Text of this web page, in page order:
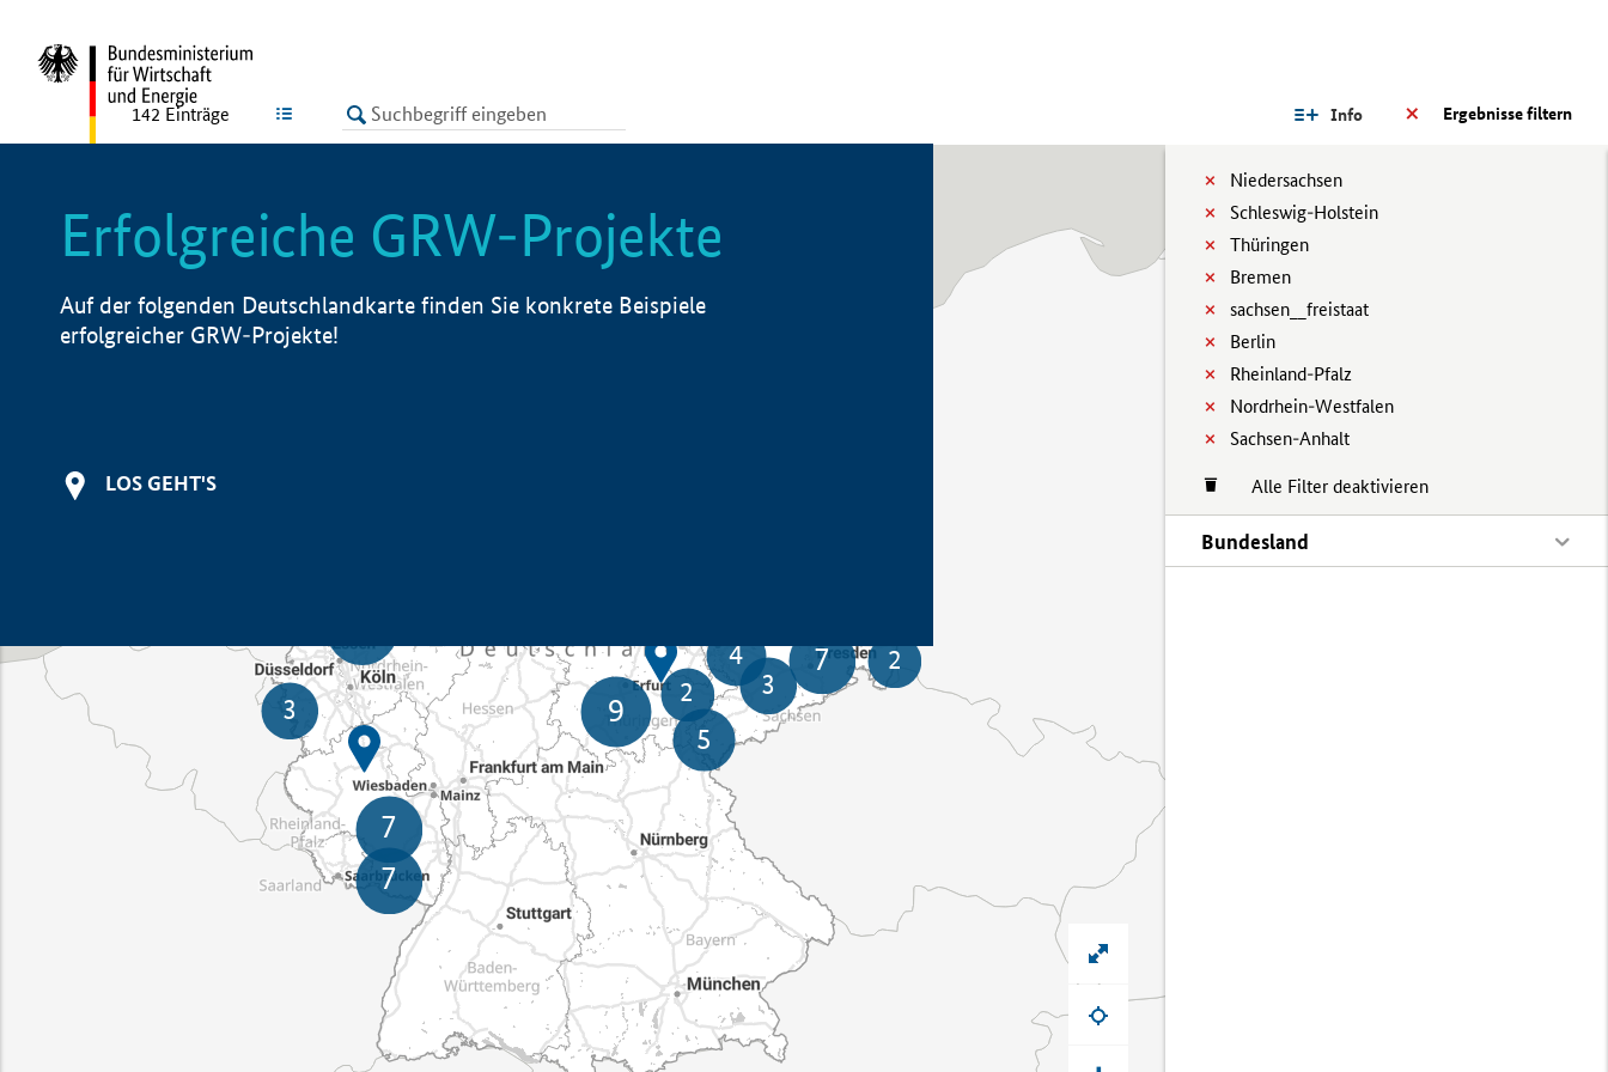
LISTE Ergebnisse filtern
Info
Niedersachsen
Schleswig-Holstein
Thüringen
Bremen
sachsen__freistaat
Berlin
Rheinland-Pfalz
Nordrhein-Westfalen
Sachsen-Anhalt
Alle Filter deaktivieren
Bundesland
142 Einträge
Erfolgreiche GRW-Projekte
Auf der folgenden Deutschlandkarte finden Sie konkrete Beispiele
erfolgreicher GRW-Projekte!
LOS GEHT'S